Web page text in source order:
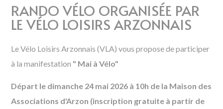
RANDO VÉLO ORGANISÉE PAR
LE VÉLO LOISIRS ARZONNAIS
Le Vélo Loisirs Arzonnais (VLA) vous propose de participer
à la manifestation " Mai à Vélo"
Départ le dimanche 24 mai 2026 à 10h de la Maison des
Associations d'Arzon (inscription gratuite à partir de